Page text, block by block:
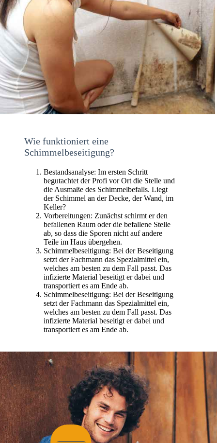
Wie funktioniert eine
Schimmelbeseitigung?
Bestandsanalyse: Im ersten Schritt
begutachtet der Profi vor Ort die Stelle und
die Ausmaße des Schimmelbefalls. Liegt
der Schimmel an der Decke, der Wand, im
Keller?
Vorbereitungen: Zunächst schirmt er den
befallenen Raum oder die befallene Stelle
ab, so dass die Sporen nicht auf andere
Teile im Haus übergehen.
Schimmelbeseitigung: Bei der Beseitigung
setzt der Fachmann das Spezialmittel ein,
welches am besten zu dem Fall passt. Das
infizierte Material beseitigt er dabei und
transportiert es am Ende ab.
Schimmelbeseitigung: Bei der Beseitigung
setzt der Fachmann das Spezialmittel ein,
welches am besten zu dem Fall passt. Das
infizierte Material beseitigt er dabei und
transportiert es am Ende ab.